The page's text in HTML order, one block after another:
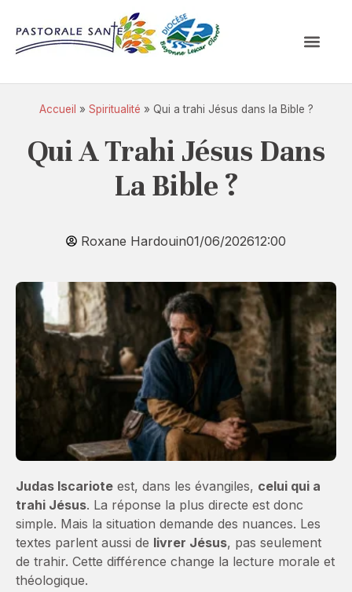
Accueil » Spiritualité » Qui a trahi Jésus dans la Bible ?
Qui A Trahi Jésus Dans
La Bible ?
Roxane Hardouin01/06/202612:00
Judas Iscariote est, dans les évangiles, celui qui a
trahi Jésus. La réponse la plus directe est donc
simple. Mais la situation demande des nuances. Les
textes parlent aussi de livrer Jésus, pas seulement
de trahir. Cette différence change la lecture morale et
théologique.